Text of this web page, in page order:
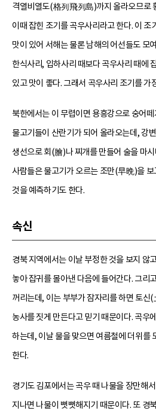
격열비열도(格列飛列島)까지 올라오므로
이때 잡힌 조기를 곡우사리라고 한다. 이 조
맛이 있어 서해는 물론 남해의 어선들도 모
한식사리, 입하사리 때보다 곡우사리 때에
있고 맛이 좋다. 그래서 곡우사리 조기를 가
북한에서는 이 무렵이면 용흥강으로 숭어
물고기들이 산란기가 되어 올라오는데, 강
생선으로 회(膾)나 찌개를 만들어 술을 마
사람들은 물고기가 오르는 조만(早晩)을 보
것을 예측하기도 한다.
속신
경북 지역에서는 이날 부정한 것을 보지 않
놓아 잡귀를 몰아낸 다음에 들어간다. 그리
꺼리는데, 이는 부부가 잠자리를 하면 토신
농사를 짓게 만든다고 믿기 때문이다. 곡우
하는데, 이날 물을 맞으면 여름철에 더위를
한다.
경기도 김포에서는 곡우 때 나물을 장만해
지나면 나물이 뻣뻣해지기 때문이다. 또 경